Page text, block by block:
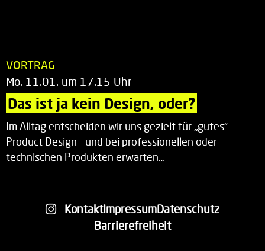
VORTRAG
Mo. 11.01. um 17.15 Uhr
Das ist ja kein Design, oder?
Im Alltag entscheiden wir uns gezielt für „gutes“
Product Design – und bei professionellen oder
technischen Produkten erwarten…
KontaktImpressumDatenschutz
Barrierefreiheit